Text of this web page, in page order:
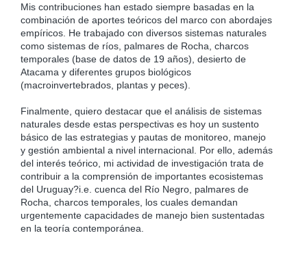
Mis contribuciones han estado siempre basadas en la
combinación de aportes teóricos del marco con abordajes
empíricos. He trabajado con diversos sistemas naturales
como sistemas de ríos, palmares de Rocha, charcos
temporales (base de datos de 19 años), desierto de
Atacama y diferentes grupos biológicos
(macroinvertebrados, plantas y peces).
Finalmente, quiero destacar que el análisis de sistemas
naturales desde estas perspectivas es hoy un sustento
básico de las estrategias y pautas de monitoreo, manejo
y gestión ambiental a nivel internacional. Por ello, además
del interés teórico, mi actividad de investigación trata de
contribuir a la comprensión de importantes ecosistemas
del Uruguay?i.e. cuenca del Río Negro, palmares de
Rocha, charcos temporales, los cuales demandan
urgentemente capacidades de manejo bien sustentadas
en la teoría contemporánea.